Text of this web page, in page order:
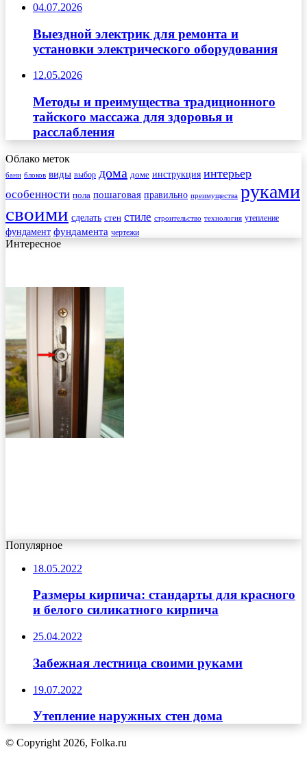
04.07.2026
Выездной электрик для ремонта и
установки электрического оборудования
12.05.2026
Методы и преимущества традиционного
тайского массажа для здоровья и
расслабления
Облако меток
бани блоков виды выбор дома доме инструкция интерьер
особенности пола пошаговая правильно преимущества руками
своими сделать стен стиле строительство технология утепление
фундамент фундамента чертежи
Интересное
Популярное
18.05.2022
Размеры кирпича: стандарты для красного
и белого силикатного кирпича
25.04.2022
Забежная лестница своими руками
19.07.2022
Утепление наружных стен дома
© Copyright 2026, Folka.ru